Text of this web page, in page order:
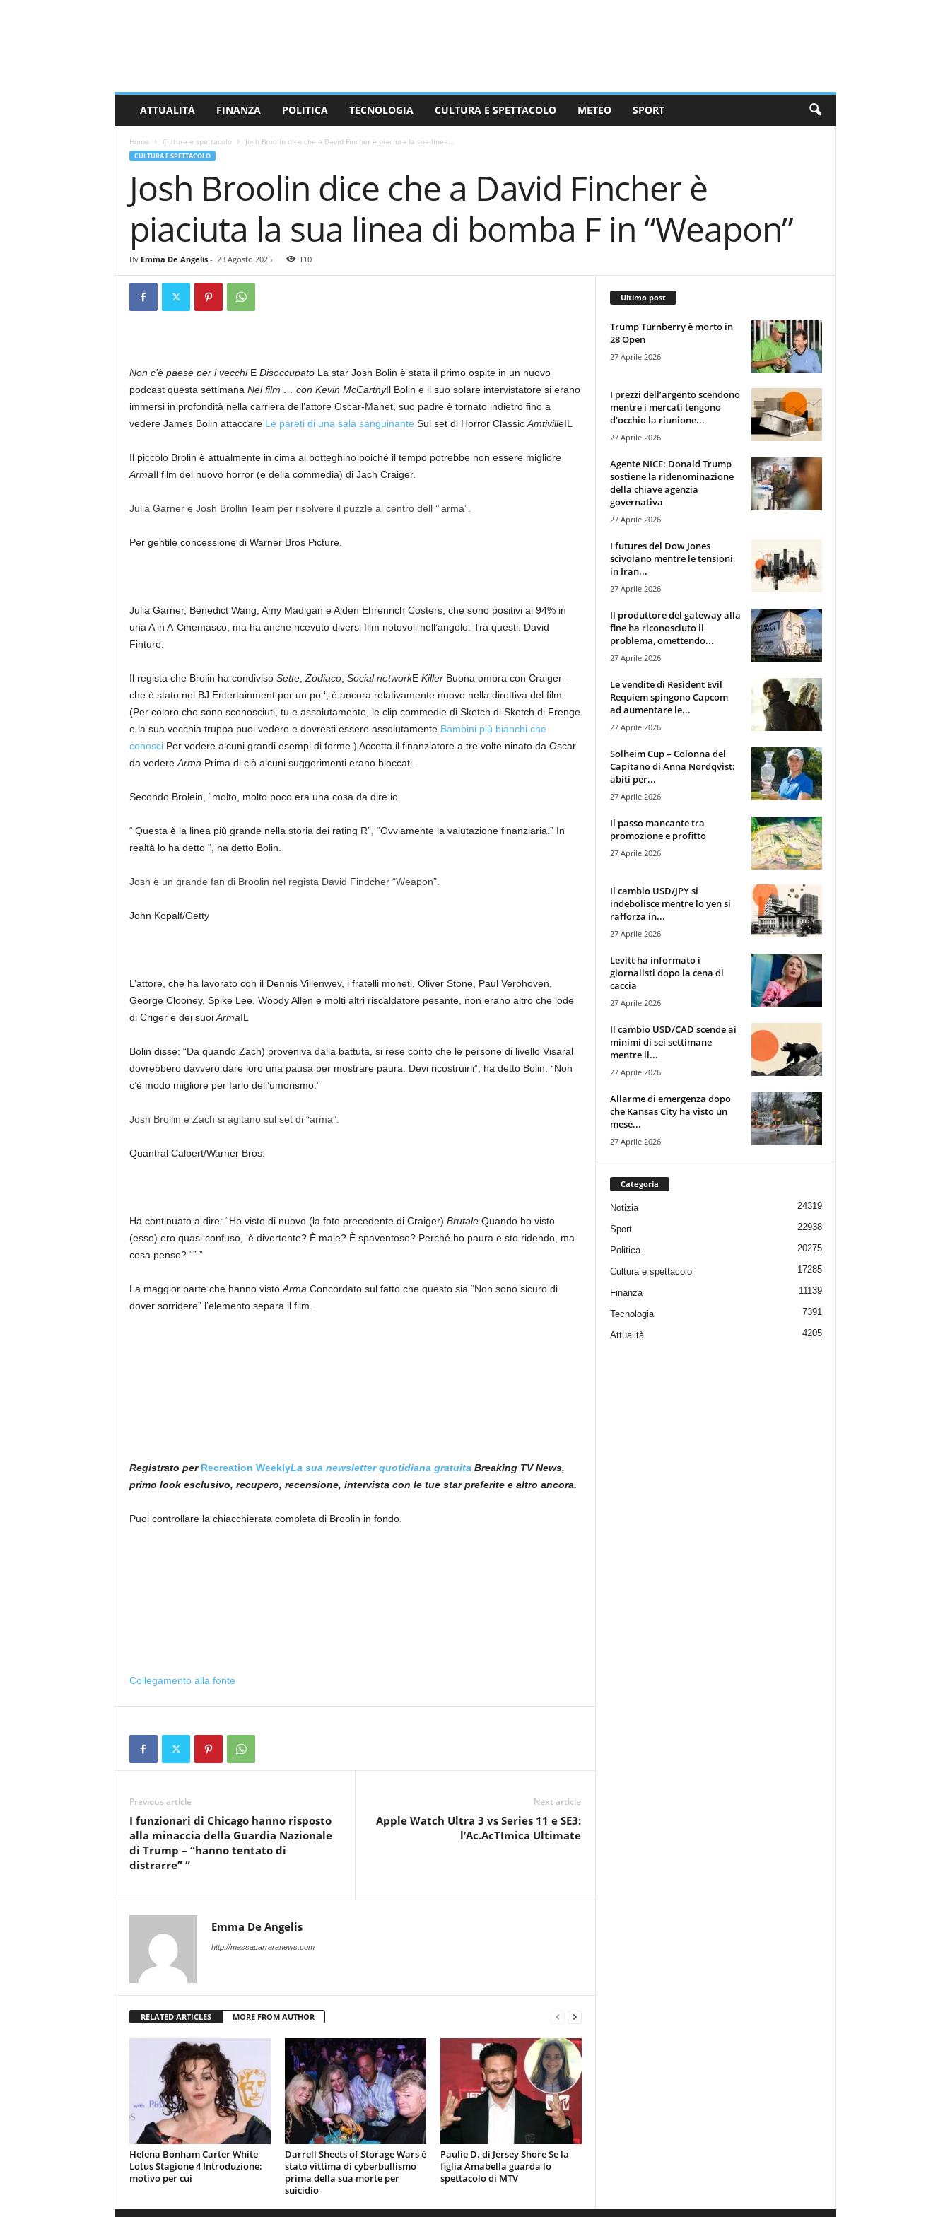
ATTUALITÀ FINANZA POLITICA TECNOLOGIA CULTURA E SPETTACOLO METEO SPORT
Home Cultura e spettacolo Josh Broolin dice che a David Fincher è piaciuta la sua linea...
CULTURA E SPETTACOLO
Josh Broolin dice che a David Fincher è
piaciuta la sua linea di bomba F in “Weapon”
By Emma De Angelis- 23 Agosto 2025 110
Non c’è paese per i vecchi E Disoccupato La star Josh Bolin è stata il primo ospite in un nuovo
podcast questa settimana Nel film … con Kevin McCarthyIl Bolin e il suo solare intervistatore si erano
immersi in profondità nella carriera dell’attore Oscar-Manet, suo padre è tornato indietro fino a
vedere James Bolin attaccare Le pareti di una sala sanguinante Sul set di Horror Classic AmtivilleIL
Il piccolo Brolin è attualmente in cima al botteghino poiché il tempo potrebbe non essere migliore
ArmaIl film del nuovo horror (e della commedia) di Jach Craiger.
Julia Garner e Josh Brollin Team per risolvere il puzzle al centro dell ‘”arma”.
Per gentile concessione di Warner Bros Picture.
Julia Garner, Benedict Wang, Amy Madigan e Alden Ehrenrich Costers, che sono positivi al 94% in
una A in A-Cinemasco, ma ha anche ricevuto diversi film notevoli nell’angolo. Tra questi: David
Finture.
Il regista che Brolin ha condiviso Sette, Zodiaco, Social networkE Killer Buona ombra con Craiger –
che è stato nel BJ Entertainment per un po ‘, è ancora relativamente nuovo nella direttiva del film.
(Per coloro che sono sconosciuti, tu e assolutamente, le clip commedie di Sketch di Sketch di Frenge
e la sua vecchia truppa puoi vedere e dovresti essere assolutamente Bambini più bianchi che
conosciPer vedere alcuni grandi esempi di forme.) Accetta il finanziatore a tre volte ninato da Oscar
da vedere Arma Prima di ciò alcuni suggerimenti erano bloccati.
Secondo Brolein, “molto, molto poco era una cosa da dire io
“‘Questa è la linea più grande nella storia dei rating R”, “Ovviamente la valutazione finanziaria.” In
realtà lo ha detto “, ha detto Bolin.
Josh è un grande fan di Broolin nel regista David Findcher “Weapon”.
John Kopalf/Getty
L’attore, che ha lavorato con il Dennis Villenwev, i fratelli moneti, Oliver Stone, Paul Verohoven,
George Clooney, Spike Lee, Woody Allen e molti altri riscaldatore pesante, non erano altro che lode
di Criger e dei suoi ArmaIL
Bolin disse: “Da quando Zach) proveniva dalla battuta, si rese conto che le persone di livello Visaral
dovrebbero davvero dare loro una pausa per mostrare paura. Devi ricostruirli”, ha detto Bolin. “Non
c’è modo migliore per farlo dell’umorismo.”
Josh Brollin e Zach si agitano sul set di “arma”.
Quantral Calbert/Warner Bros.
Ha continuato a dire: “Ho visto di nuovo (la foto precedente di Craiger) BrutaleQuando ho visto
(esso) ero quasi confuso, ‘è divertente? È male? È spaventoso? Perché ho paura e sto ridendo, ma
cosa penso? “” ”
La maggior parte che hanno visto Arma Concordato sul fatto che questo sia “Non sono sicuro di
dover sorridere” l’elemento separa il film.
Registrato per Recreation WeeklyLa sua newsletter quotidiana gratuita Breaking TV News,
primo look esclusivo, recupero, recensione, intervista con le tue star preferite e altro ancora.
Puoi controllare la chiacchierata completa di Broolin in fondo.
Collegamento alla fonte
Previous article
I funzionari di Chicago hanno risposto
alla minaccia della Guardia Nazionale
di Trump – “hanno tentato di
distrarre” “
Next article
Apple Watch Ultra 3 vs Series 11 e SE3:
l’Ac.AcTImica Ultimate
Emma De Angelis
http://massacarraranews.com
RELATED ARTICLES MORE FROM AUTHOR
Helena Bonham Carter White
Lotus Stagione 4 Introduzione:
motivo per cui
Darrell Sheets of Storage Wars è
stato vittima di cyberbullismo
prima della sua morte per
suicidio
Paulie D. di Jersey Shore Se la
figlia Amabella guarda lo
spettacolo di MTV
Ultimo post
Trump Turnberry è morto in
28 Open
27 Aprile 2026
I prezzi dell’argento scendono
mentre i mercati tengono
d’occhio la riunione...
27 Aprile 2026
Agente NICE: Donald Trump
sostiene la ridenominazione
della chiave agenzia
governativa
27 Aprile 2026
I futures del Dow Jones
scivolano mentre le tensioni
in Iran...
27 Aprile 2026
Il produttore del gateway alla
fine ha riconosciuto il
problema, omettendo...
27 Aprile 2026
Le vendite di Resident Evil
Requiem spingono Capcom
ad aumentare le...
27 Aprile 2026
Solheim Cup – Colonna del
Capitano di Anna Nordqvist:
abiti per...
27 Aprile 2026
Il passo mancante tra
promozione e profitto
27 Aprile 2026
Il cambio USD/JPY si
indebolisce mentre lo yen si
rafforza in...
27 Aprile 2026
Levitt ha informato i
giornalisti dopo la cena di
caccia
27 Aprile 2026
Il cambio USD/CAD scende ai
minimi di sei settimane
mentre il...
27 Aprile 2026
Allarme di emergenza dopo
che Kansas City ha visto un
mese...
27 Aprile 2026
Categoria
Notizia 24319
Sport 22938
Politica 20275
Cultura e spettacolo 17285
Finanza 11139
Tecnologia 7391
Attualità 4205